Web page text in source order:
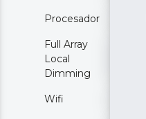
Procesador
Full Array
Local
Dimming
Wifi